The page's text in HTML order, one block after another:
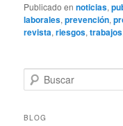
Publicado en noticias,
laborales,prevención,
revista,riesgos,trabajos
u
c
BLOG